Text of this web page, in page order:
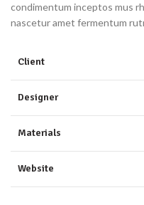
condimentum inceptos mus
nascetur amet fermentum
Client
Designer
Materials
Website